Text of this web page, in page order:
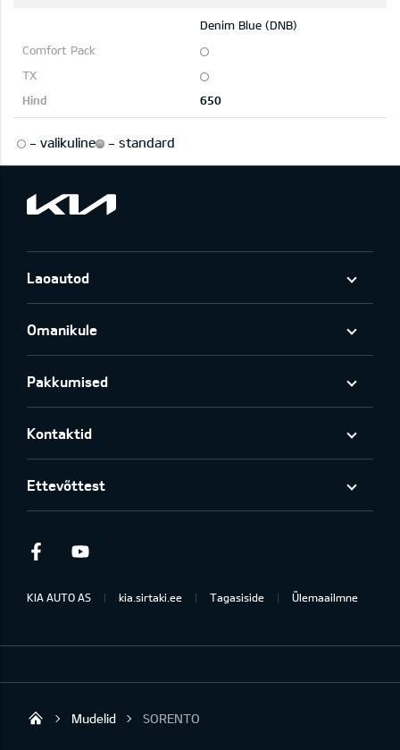
Denim Blue (DNB)
650
- valikuline - standard
Laoautod
Omanikule
Pakkumised
Kontaktid
Ettevõttest
Facebook
KIA AUTO AS kia.sirtaki.ee Tagasiside Ülemaailmne
Sirtaki OÜ
Mudelid SORENTO